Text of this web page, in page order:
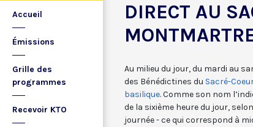
Accueil
Émissions
Grille des
programmes
Recevoir KTO
DIRECT AU
Au milieu du jour, du mardi au
des Bénédictines du Sacré-
basilique. Comme son nom
de la sixième heure du jour,
journée - ce qui correspond à